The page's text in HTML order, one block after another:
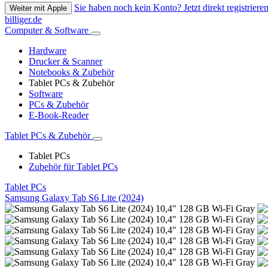
Weiter mit Apple
Sie haben noch kein Konto? Jetzt direkt
billiger.de
Computer & Software
Hardware
Drucker & Scanner
Notebooks & Zubehör
Tablet PCs & Zubehör
Software
PCs & Zubehör
E-Book-Reader
Tablet PCs & Zubehör
Tablet PCs
Zubehör für Tablet PCs
Tablet PCs
Samsung Galaxy Tab S6 Lite (2024)